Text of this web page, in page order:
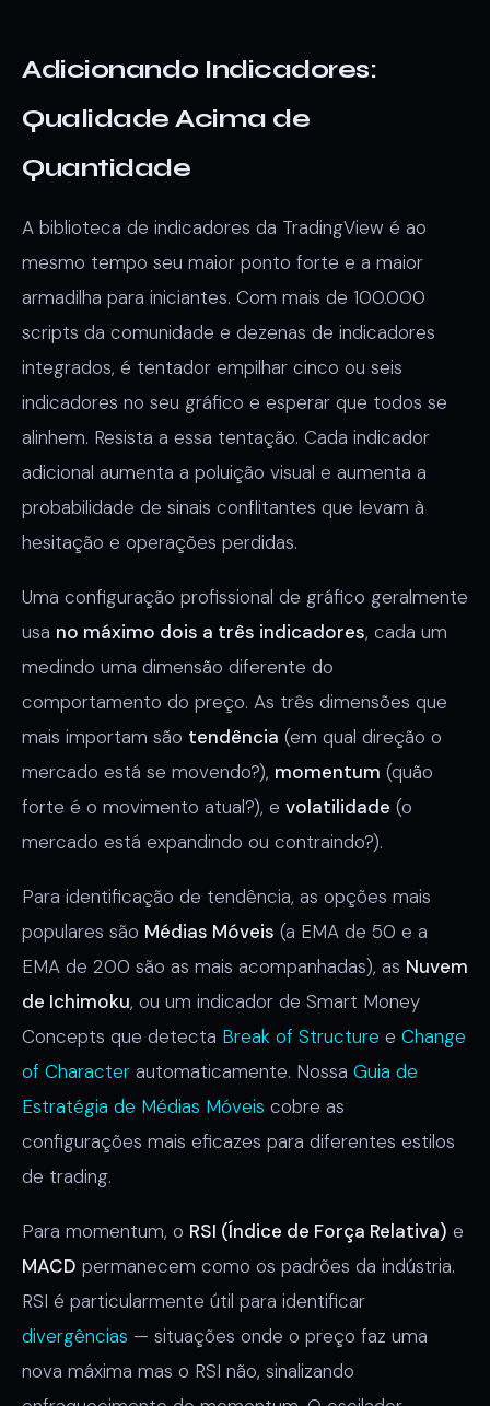
Adicionando Indicadores:
Qualidade Acima de
Quantidade
A biblioteca de indicadores da TradingView é ao
mesmo tempo seu maior ponto forte e a maior
armadilha para iniciantes. Com mais de 100.000
scripts da comunidade e dezenas de indicadores
integrados, é tentador empilhar cinco ou seis
indicadores no seu gráfico e esperar que todos se
alinhem. Resista a essa tentação. Cada indicador
adicional aumenta a poluição visual e aumenta a
probabilidade de sinais conflitantes que levam à
hesitação e operações perdidas.
Uma configuração profissional de gráfico geralmente
usa no máximo dois a três indicadores, cada um
medindo uma dimensão diferente do
comportamento do preço. As três dimensões que
mais importam são tendência (em qual direção o
mercado está se movendo?), momentum (quão
forte é o movimento atual?), e volatilidade (o
mercado está expandindo ou contraindo?).
Para identificação de tendência, as opções mais
populares são Médias Móveis (a EMA de 50 e a
EMA de 200 são as mais acompanhadas), as Nuvem
de Ichimoku, ou um indicador de Smart Money
Concepts que detecta Break of Structure e Change
of Character automaticamente. Nossa Guia de
Estratégia de Médias Móveis cobre as
configurações mais eficazes para diferentes estilos
de trading.
Para momentum, o RSI (Índice de Força Relativa) e
MACD permanecem como os padrões da indústria.
RSI é particularmente útil para identificar
divergências — situações onde o preço faz uma
nova máxima mas o RSI não, sinalizando